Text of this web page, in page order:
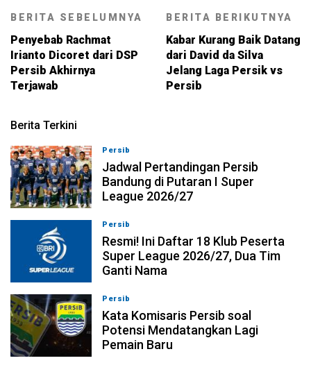
BERITA SEBELUMNYA
Penyebab Rachmat
Irianto Dicoret dari DSP
Persib Akhirnya
Terjawab
BERITA BERIKUTNYA
Kabar Kurang Baik Datang
dari David da Silva
Jelang Laga Persik vs
Persib
Berita Terkini
Persib
Jadwal Pertandingan Persib
Bandung di Putaran I Super
League 2026/27
Persib
Resmi! Ini Daftar 18 Klub Peserta
Super League 2026/27, Dua Tim
Ganti Nama
Persib
Kata Komisaris Persib soal
Potensi Mendatangkan Lagi
Pemain Baru